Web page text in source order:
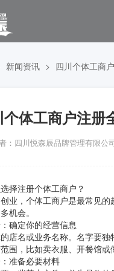
新闻资讯 四川个体工商
个体工商户注册
：四川悦森辰品牌管理有限公
择注册个体工商户？
业，个体工商户是最常见
机会。
确定你的经营信息
店名或业务名称。名字要独
围，比如卖衣服、开餐馆
准备必要材料